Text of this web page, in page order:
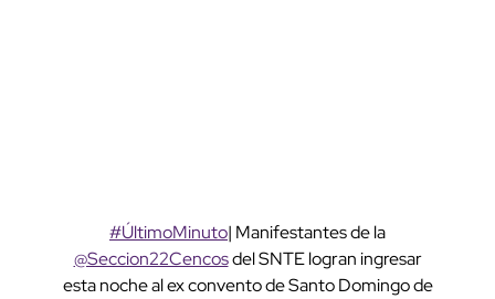
#ÚltimoMinuto| Manifestantes de la
@Seccion22Cencosdel SNTE logran ingresar
esta noche al ex convento de Santo Domingo de